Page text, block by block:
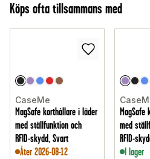
Köps ofta tillsammans med
CaseMe
MagSafe korthållare i läder
med ställfunktion och
RFID-skydd, Svart
Åter 2026-08-12
med
RFID-
I lager